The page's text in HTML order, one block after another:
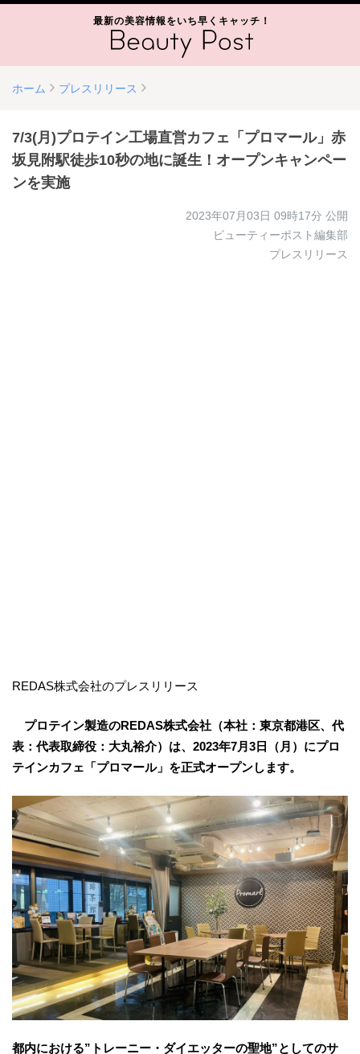
最新の美容情報をいち早くキャッチ！
ホーム プレスリリース
7/3(月)プロテイン工場直営カフェ「プロマール」赤
坂見附駅徒歩10秒の地に誕生！オープンキャンペー
ンを実施
2023年07月03日 09時17分 公開
ビューティーポスト編集部
プレスリリース
REDAS株式会社のプレスリリース
プロテイン製造のREDAS株式会社（本社：東京都港区、代
表：代表取締役：大丸裕介）は、2023年7月3日（月）にプロ
テインカフェ「プロマール」を正式オープンします。
都内における”トレーニー・ダイエッターの聖地”としてのサ